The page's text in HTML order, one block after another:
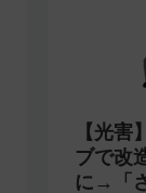
【万策
題で発